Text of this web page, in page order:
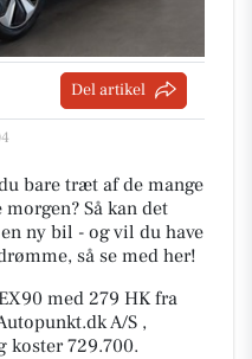
Del artikel
bare træt af de mange
Så kan det
ny bil - og vil du have
så se med her!
med 279 HK fra
A/S ,
koster 729.700.